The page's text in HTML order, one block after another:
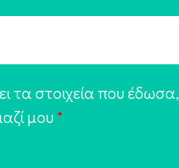
τα στοιχεία που έδωσα,
μου *